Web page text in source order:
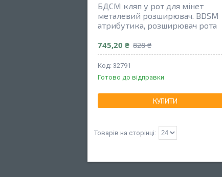
БДСМ кляп у рот для мінет
металевий розширювач. BDSM
атрибутика, розширювач рота
745,20 ₴ 828 ₴
32791
Готово до відправки
КУПИТИ